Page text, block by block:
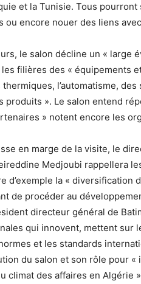
et la Tunisie. Tous
ou encore nouer des liens
le salon décline un « large
filières des « équipements
l’automatisme,
produits ». Le salon entend
» notent encore les
en marge de la visite, le
Medjoubi rappellera
d’exemple la « diversification
de procéder au
directeur général de
qui innovent, mettent sur
et les standards
du salon et son rôle pour
climat des affaires en Algérie